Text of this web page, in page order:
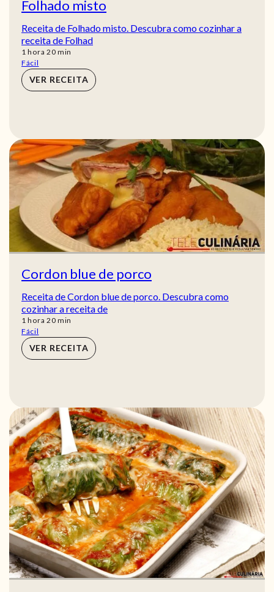
Folhado misto
Receita de Folhado misto. Descubra como cozinhar a
receita de Folhad
1 hora
hora 20min
min
Fácil
VER RECEITA
Cordon blue de porco
Receita de Cordon blue de porco. Descubra como
cozinhar a receita de
1 hora
hora 20min
min
Fácil
VER RECEITA